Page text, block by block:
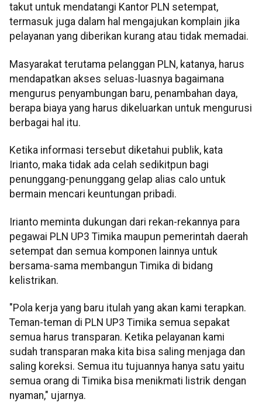
takut untuk mendatangi Kantor PLN setempat,
termasuk juga dalam hal mengajukan komplain jika
pelayanan yang diberikan kurang atau tidak memadai.
Masyarakat terutama pelanggan PLN, katanya, harus
mendapatkan akses seluas-luasnya bagaimana
mengurus penyambungan baru, penambahan daya,
berapa biaya yang harus dikeluarkan untuk mengurusi
berbagai hal itu.
Ketika informasi tersebut diketahui publik, kata
Irianto, maka tidak ada celah sedikitpun bagi
penunggang-penunggang gelap alias calo untuk
bermain mencari keuntungan pribadi.
Irianto meminta dukungan dari rekan-rekannya para
pegawai PLN UP3 Timika maupun pemerintah daerah
setempat dan semua komponen lainnya untuk
bersama-sama membangun Timika di bidang
kelistrikan.
"Pola kerja yang baru itulah yang akan kami terapkan.
Teman-teman di PLN UP3 Timika semua sepakat
semua harus transparan. Ketika pelayanan kami
sudah transparan maka kita bisa saling menjaga dan
saling koreksi. Semua itu tujuannya hanya satu yaitu
semua orang di Timika bisa menikmati listrik dengan
nyaman," ujarnya.